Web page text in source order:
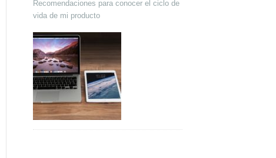
Recomendaciones para conocer el ciclo de
vida de mi producto